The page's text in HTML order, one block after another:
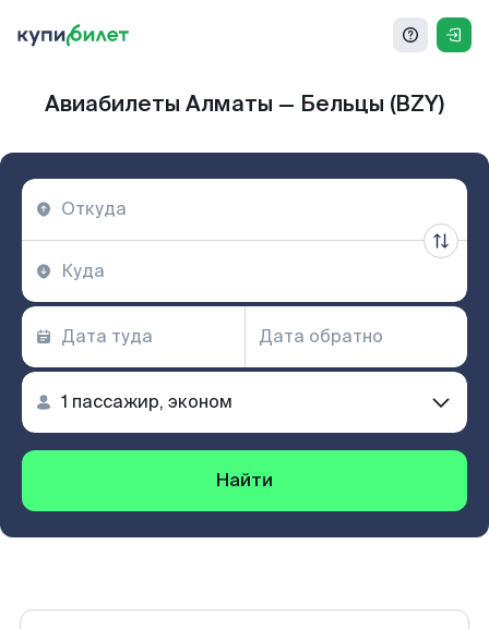
Авиабилеты Алматы — Бельцы (BZY)
Найти